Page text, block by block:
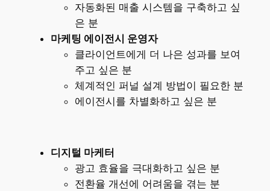
자동화된 매출 시스템을 구축하고 싶
은 분
마케팅 에이전시 운영자
클라이언트에게 더 나은 성과를 보여
주고 싶은 분
체계적인 퍼널 설계 방법이 필요한 분
에이전시를 차별화하고 싶은 분
디지털 마케터
광고 효율을 극대화하고 싶은 분
전환율 개선에 어려움을 겪는 분